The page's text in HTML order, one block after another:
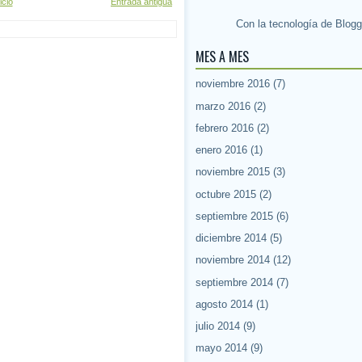
Con la tecnología de
MES A MES
noviembre 2016 (7)
marzo 2016 (2)
febrero 2016 (2)
enero 2016 (1)
noviembre 2015 (3)
octubre 2015 (2)
septiembre 2015 (6)
diciembre 2014 (5)
noviembre 2014 (12)
septiembre 2014 (7)
agosto 2014 (1)
julio 2014 (9)
mayo 2014 (9)